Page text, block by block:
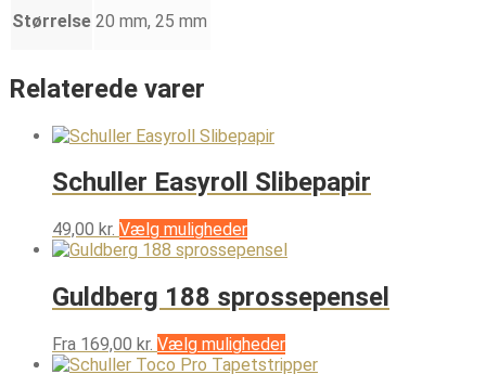
Størrelse 20 mm, 25 mm
Relaterede varer
Schuller Easyroll Slibepapir
49,00 kr. Vælg mulighederDette
vare
flere
varianter.
Mulighederne
kan
vælges
Guldberg 188 sprossepensel
Fra 169,00 kr. Vælg mulighederDette
vare